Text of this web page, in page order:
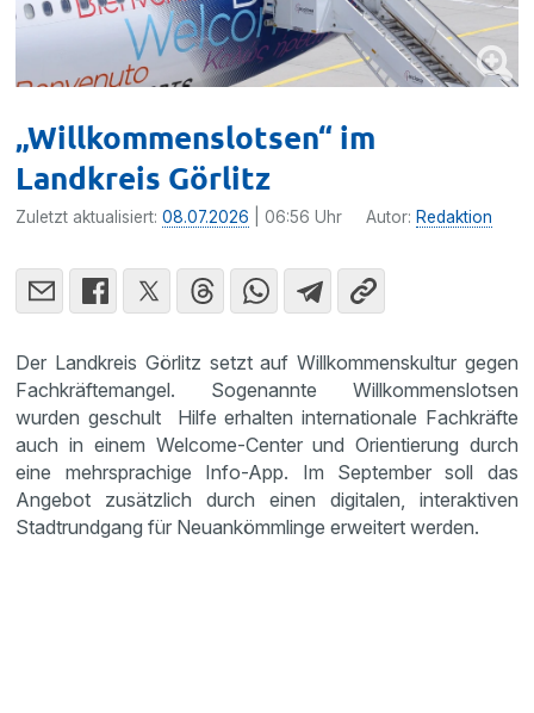
„Willkommenslotsen“ im
Landkreis Görlitz
Zuletzt aktualisiert:08.07.2026 | 06:56 Uhr Autor: Redaktion
Der Landkreis Görlitz setzt auf Willkommenskultur gegen
Fachkräftemangel. Sogenannte Willkommenslotsen
wurden geschult Hilfe erhalten internationale Fachkräfte
auch in einem Welcome-Center und Orientierung durch
eine mehrsprachige Info-App. Im September soll das
Angebot zusätzlich durch einen digitalen, interaktiven
Stadtrundgang für Neuankömmlinge erweitert werden.